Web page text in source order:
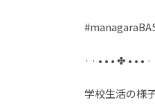
· · • • • ✤ • • •
学校生活の様